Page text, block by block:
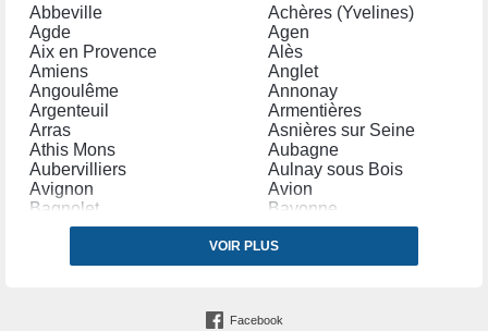
Abbeville
Achères (Yvelines)
Agde
Agen
Aix en Provence
Alès
Amiens
Anglet
Angoulême
Annonay
Argenteuil
Armentières
Arras
Asnières sur Seine
Athis Mons
Aubagne
Aubervilliers
Aulnay sous Bois
Avignon
Avion
Bagnolet
Bayonne
Bègles
Belfort
Béthune
Béziers
Blagnac
Bourges
VOIR PLUS
Facebook